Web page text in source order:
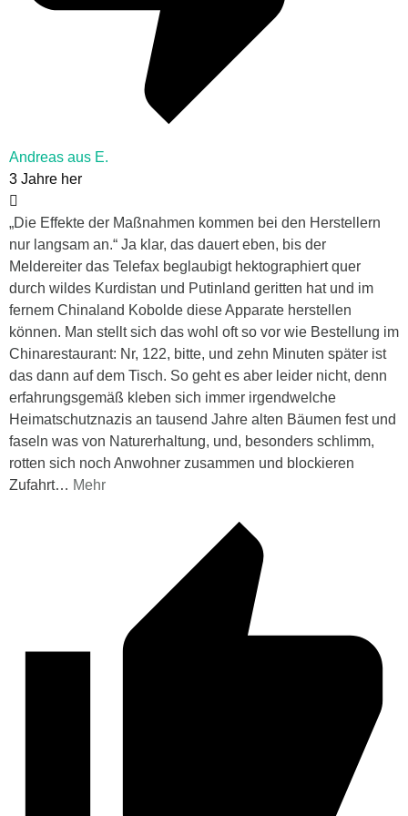
Andreas aus E.
3 Jahre her
„Die Effekte der Maßnahmen kommen bei den Herstellern
nur langsam an.“ Ja klar, das dauert eben, bis der
Meldereiter das Telefax beglaubigt hektographiert quer
durch wildes Kurdistan und Putinland geritten hat und im
fernem Chinaland Kobolde diese Apparate herstellen
können. Man stellt sich das wohl oft so vor wie Bestellung im
Chinarestaurant: Nr, 122, bitte, und zehn Minuten später ist
das dann auf dem Tisch. So geht es aber leider nicht, denn
erfahrungsgemäß kleben sich immer irgendwelche
Heimatschutznazis an tausend Jahre alten Bäumen fest und
faseln was von Naturerhaltung, und, besonders schlimm,
rotten sich noch Anwohner zusammen und blockieren
Zufahrt… Mehr